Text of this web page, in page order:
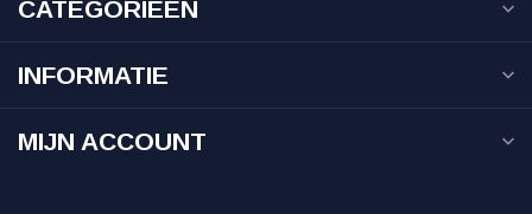
CATEGORIEËN
INFORMATIE
MIJN ACCOUNT